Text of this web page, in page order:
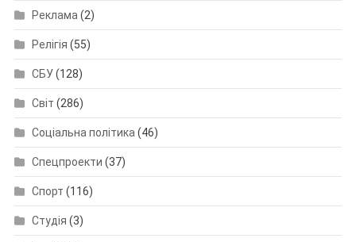
Реклама (2)
Релігія (55)
СБУ(128)
Світ (286)
Соціальна політика (46)
Спецпроекти (37)
Спорт (116)
Студія (3)